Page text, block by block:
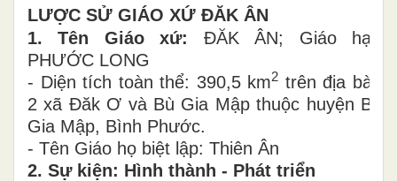
LƯỢC SỬ GIÁO XỨ ĐĂK ÂN
1. Tên Giáo xứ: ĐĂK ÂN; Giáo hạt:
PHƯỚC LONG
- Diện tích toàn thể: 390,5 km2 trên địa bàn
2 xã Đăk Ơ và Bù Gia Mập thuộc huyện Bù
Gia Mập, Bình Phước.
- Tên Giáo họ biệt lập: Thiên Ân
2. Sự kiện: Hình thành - Phát triển